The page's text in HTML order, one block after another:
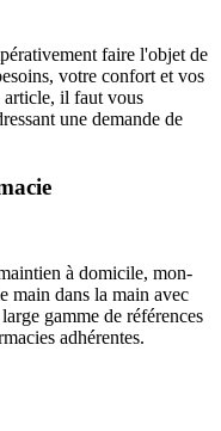
faire l'objet de
votre confort et vos
article, il faut vous
une demande de
à domicile, mon-
main dans la main avec
gamme de références
adhérentes.